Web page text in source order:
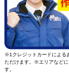
※1クレジットカードによる
ただけます。※エリアなどに
す。